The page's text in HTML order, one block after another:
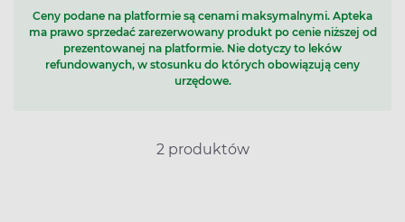
Ceny podane na platformie są cenami maksymalnymi. Apteka
ma prawo sprzedać zarezerwowany produkt po cenie niższej od
prezentowanej na platformie. Nie dotyczy to leków
refundowanych, w stosunku do których obowiązują ceny
urzędowe.
2 produktów